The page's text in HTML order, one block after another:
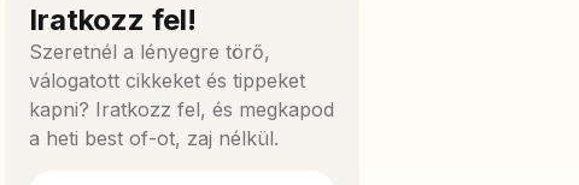
Iratkozz fel!
Szeretnél a lényegre törő,
válogatott cikkeket és tippeket
kapni? Iratkozz fel, és megkapod
a heti best of-ot, zaj nélkül.